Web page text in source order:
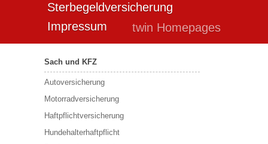
Sterbegeldversicherung
Impressum
twin Homepages
Sach und KFZ
Autoversicherung
Motorradversicherung
Haftpflichtversicherung
Hundehalterhaftpflicht